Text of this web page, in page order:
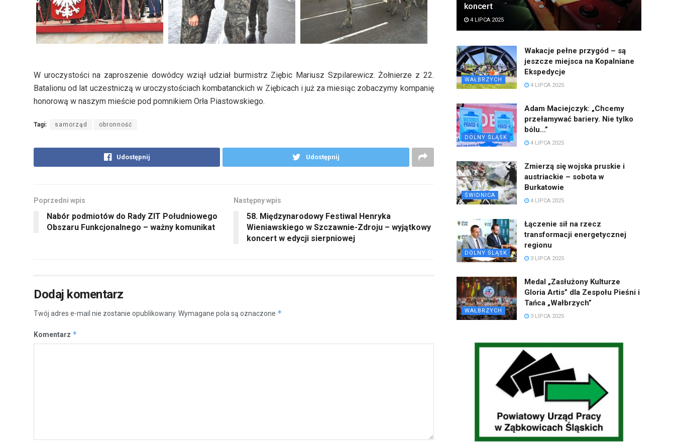
W uroczystości na zaproszenie dowódcy wziął udział burmistrz Ziębic Mariusz Szpilarewicz. Żołnierze z 22.
Batalionu od lat uczestniczą w uroczystościach kombatanckich w Ziębicach i już za miesiąc zobaczymy kompanię
honorową w naszym mieście pod pomnikiem Orła Piastowskiego.
Tagi: samorząd obronność
Udostępnij Udostępnij
Poprzedni wpis
Nabór podmiotów do Rady ZIT Południowego
Obszaru Funkcjonalnego – ważny komunikat
Następny wpis
58. Międzynarodowy Festiwal Henryka
Wieniawskiego w Szczawnie-Zdroju – wyjątkowy
koncert w edycji sierpniowej
Dodaj komentarz
Twój adres e-mail nie zostanie opublikowany. Wymagane pola są oznaczone *
Komentarz *
koncert
4 LIPCA 2025
WAŁBRZYCH
Wakacje pełne przygód – są
jeszcze miejsca na Kopalniane
Ekspedycje
4 LIPCA 2025
DOLNY ŚLĄSK
Adam Maciejczyk: „Chcemy
przełamywać bariery. Nie tylko
bólu…”
4 LIPCA 2025
ŚWIDNICA
Zmierzą się wojska pruskie i
austriackie – sobota w
Burkatowie
4 LIPCA 2025
DOLNY ŚLĄSK
Łączenie sił na rzecz
transformacji energetycznej
regionu
3 LIPCA 2025
WAŁBRZYCH
Medal „Zasłużony Kulturze
Gloria Artis” dla Zespołu Pieśni i
Tańca „Wałbrzych”
3 LIPCA 2025